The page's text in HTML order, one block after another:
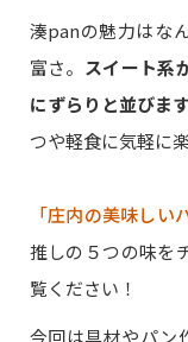
湊panの魅力はな
富さ。 スイート系
にずらりと並びま
つや軽食に気軽に
「庄内の美味しい
推しの５つの味を
覧ください！
今回は具材やパン